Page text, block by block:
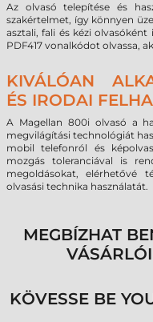
Az olvasó telepítése és
szakértelmet, így könnyen
asztali, fali és kézi olvasóként
PDF417 vonalkódot olvassa,
KIVÁLÓAN
ÉS IRODAI
A Magellan 800i olvasó a
megvilágítási technológiát
mobil telefonról és
mozgás toleranciával is
megoldásokat, elérhetővé
olvasási technika használatát.
MEGBÍZHAT
KÖVESSE BE